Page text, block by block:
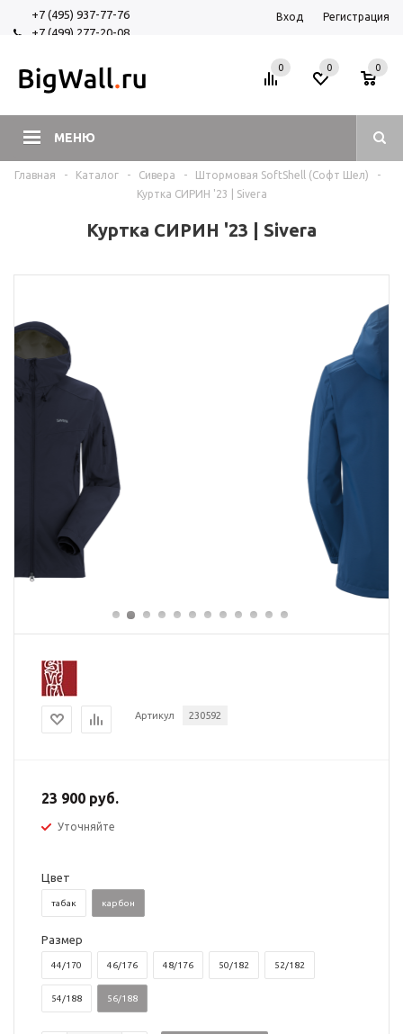
+7 (495) 937-77-76
+7 (499) 277-20-08
Вход Регистрация
МЕНЮ
0 0
0
Главная - Каталог - Сивера - Штормовая SoftShell (Софт Шел)
-
Куртка СИРИН '23 | Sivera
Куртка СИРИН '23 | Sivera
Артикул 230592
23 900 руб.
Уточняйте
Цвет
табак карбон
Размер
44/170 46/176 48/176 50/182 52/182
54/188 56/188